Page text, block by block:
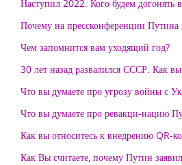
Наступил 2022. Кого будем догонять
Почему на прессконференции Путина
Чем запомнится вам уходящий год?
30 лет назад развалился СССР. Как
Что вы думаете про угрозу войны с
Что вы думаете про ревакци-нацию
Как вы относитесь к внедрению QR-
Как Вы считаете, почему Путин